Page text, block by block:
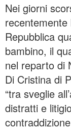
Nei giorni
Repubblica
bambino, il
nel reparto di
Di Cristina di
“tra sveglie
distratti e